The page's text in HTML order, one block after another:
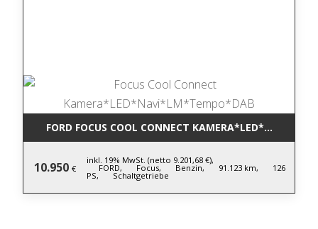
FORD FOCUS COOL CONNECT
10.950 €
inkl. 19% MwSt. (netto 9.201,68 €),
FORD, Focus, Benzin, 91.123 km, 126
PS, Schaltgetriebe